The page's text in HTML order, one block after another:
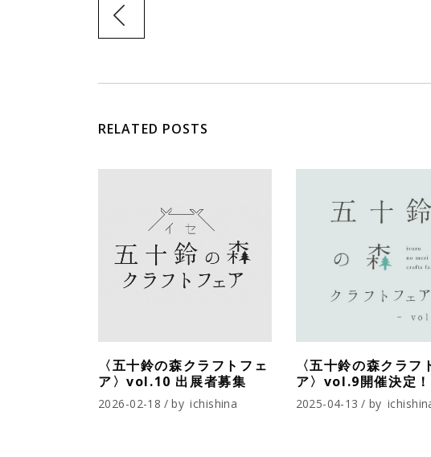
RELATED POSTS
〈五十鈴の森クラフトフェ
ア〉vol.10 出展者募集
2026-02-18 by ichishina
〈五十鈴の森クラフ
ア〉vol.9開催決定！
2025-04-13 by